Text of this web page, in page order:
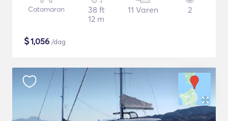
Catamaran
38 ft
12 m
11 Varen 2
$1,056 /dag